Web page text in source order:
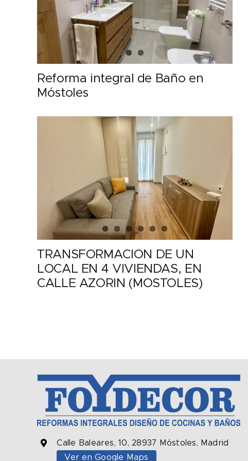
Reforma integral de Baño en
Móstoles
TRANSFORMACION DE UN
LOCAL EN 4 VIVIENDAS, EN
CALLE AZORIN (MOSTOLES)
Calle Baleares, 10, 28937 Móstoles, Madrid
Ver en Google Maps